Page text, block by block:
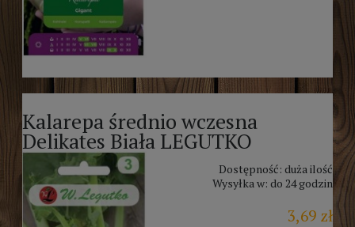
Kalarepa średnio wczesna
Delikates Biała LEGUTKO
Dostępność: duża ilość
Wysyłka w: do 24 godzin
3,69 zł